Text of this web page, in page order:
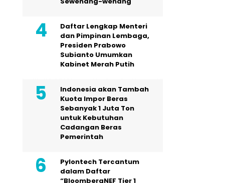
Daftar Lengkap Menteri
dan Pimpinan Lembaga,
Presiden Prabowo
Subianto Umumkan
Kabinet Merah Putih
Indonesia akan Tambah
Kuota Impor Beras
Sebanyak 1 Juta Ton
untuk Kebutuhan
Cadangan Beras
Pemerintah
Pylontech Tercantum
dalam Daftar
“BloombergNEF Tier 1